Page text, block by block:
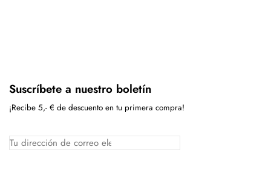
Suscríbete a nuestro boletín
¡Recibe 5,- € de descuento en tu primera compra!